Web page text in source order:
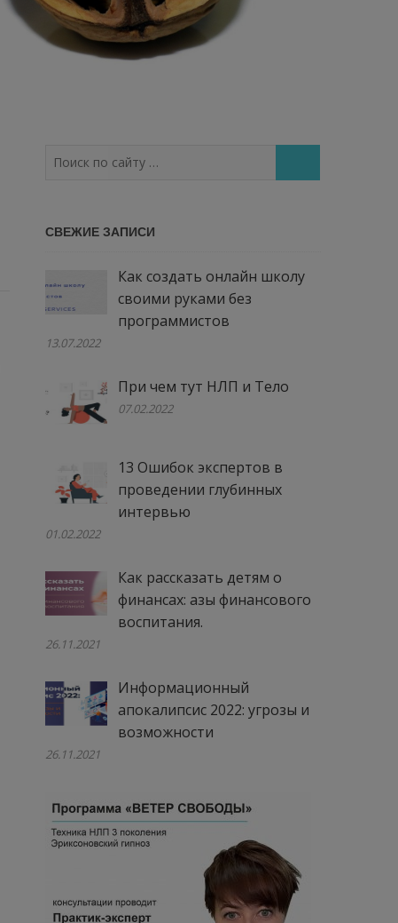
по
СВЕЖИЕ ЗАПИСИ
Как создать онлайн школу
своими руками без
программистов
13.07.2022
При чем тут НЛП и Тело
07.02.2022
13 Ошибок экспертов в
проведении глубинных
интервью
01.02.2022
Как рассказать детям о
финансах: азы финансового
воспитания.
26.11.2021
Информационный
апокалипсис 2022: угрозы и
возможности
26.11.2021